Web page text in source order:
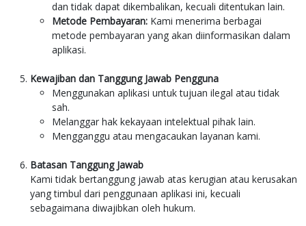
dan tidak dapat dikembalikan, kecuali ditentukan lain.
Metode Pembayaran: Kami menerima berbagai
metode pembayaran yang akan diinformasikan dalam
aplikasi.
Kewajiban dan Tanggung Jawab Pengguna
Menggunakan aplikasi untuk tujuan ilegal atau tidak
sah.
Melanggar hak kekayaan intelektual pihak lain.
Mengganggu atau mengacaukan layanan kami.
Batasan Tanggung Jawab
Kami tidak bertanggung jawab atas kerugian atau kerusakan
yang timbul dari penggunaan aplikasi ini, kecuali
sebagaimana diwajibkan oleh hukum.